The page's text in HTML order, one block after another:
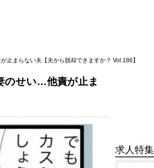
止まらない夫【夫から脱却できますか？ Vol.186】
のせい…他責が止ま
求人特集